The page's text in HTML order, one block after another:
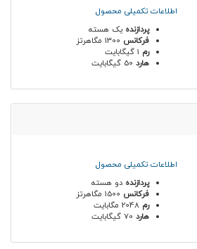
اطلاعات تکمیلی محصول
پردازنده یک هسته
فرکانس
رم
هارد
اطلاعات تکمیلی محصول
پردازنده دو هسته
فرکانس
رم 2048 مگابایت
هارد